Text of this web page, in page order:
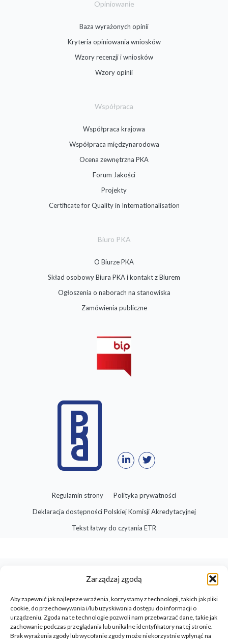
Zarządzaj zgodą
Aby zapewnić jak najlepsze wrażenia, korzystamy z technologii, takich jak pliki
cookie, do przechowywania i/lub uzyskiwania dostępu do informacji o
urządzeniu. Zgoda na te technologie pozwoli nam przetwarzać dane, takie jak
zachowanie podczas przeglądania lub unikalne identyfikatory na tej stronie.
Brak wyrażenia zgody lub wycofanie zgody może niekorzystnie wpłynąć na
Opiniowanie
Baza wyrażonych opinii
Kryteria opiniowania wniosków
Wzory recenzji i wniosków
Wzory opinii
Współpraca
Współpraca krajowa
Współpraca międzynarodowa
Ocena zewnętrzna PKA
Forum Jakości
Projekty
Certificate for Quality in Internationalisation
Biuro PKA
O Biurze PKA
Skład osobowy Biura PKA i kontakt z Biurem
Ogłoszenia o naborach na stanowiska
Zamówienia publiczne
Regulamin strony
Polityka prywatności
Deklaracja dostępności Polskiej Komisji Akredytacyjnej
Tekst łatwy do czytania ETR